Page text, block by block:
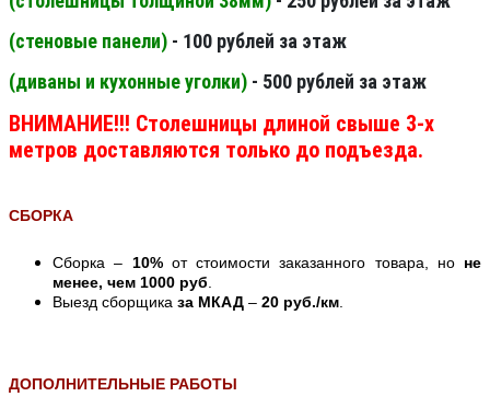
(стеновые панели) - 100 рублей за этаж
(диваны и кухонные уголки) - 500 рублей за этаж
ВНИМАНИЕ!!! Столешницы длиной свыше 3-х
метров доставляются только до подъезда.
СБОРКА
Сборка – 10%от стоимости заказанного товара, но не
менее, чем 1000 руб
Выезд сборщика за МКАД – 20 руб./км
ДОПОЛНИТЕЛЬНЫЕ РАБОТЫ